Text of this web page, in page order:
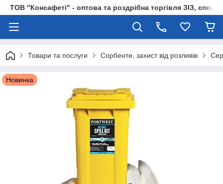
ТОВ "Консафеті" - оптова та роздрібна торгівля ЗІЗ,
Товари та послуги Сорбенти, захист від розливів
Новинка